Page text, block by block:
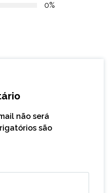
0%
não será
são